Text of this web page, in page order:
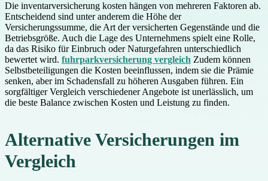
Die inventarversicherung kosten hängen von mehreren Faktoren ab.
Entscheidend sind unter anderem die Höhe der
Versicherungssumme, die Art der versicherten Gegenstände und die
Betriebsgröße. Auch die Lage des Unternehmens spielt eine Rolle,
da das Risiko für Einbruch oder Naturgefahren unterschiedlich
bewertet wird. fuhrparkversicherung vergleich Zudem können
Selbstbeteiligungen die Kosten beeinflussen, indem sie die Prämie
senken, aber im Schadensfall zu höheren Ausgaben führen. Ein
sorgfältiger Vergleich verschiedener Angebote ist unerlässlich, um
die beste Balance zwischen Kosten und Leistung zu finden.
Alternative Versicherungen im
Vergleich